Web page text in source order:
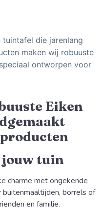
tuintafel die jarenlang
maken wij robuuste
ontworpen voor
Eiken
tuin
charme met ongekende
borrels of
en familie.